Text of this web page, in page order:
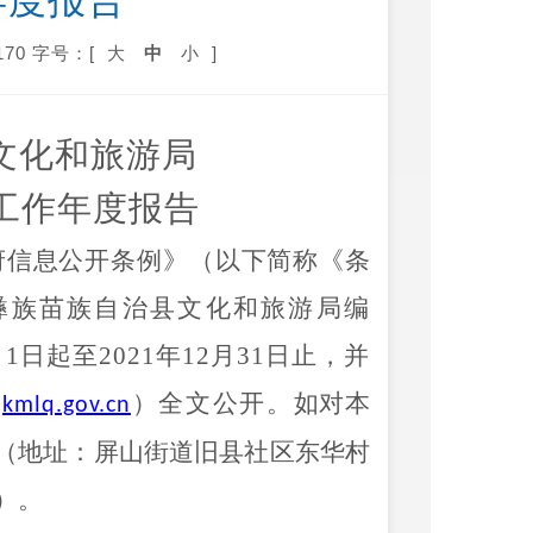
字号：[ 大 中 小 ]
化和旅游局
作年度报告
息公开条例》（以下简称《条
苗族自治县文化和旅游局编
1 日起至2021年12 月 31 日止，并
kmlq.gov.cn ）全文公开。 如对本
地址：屏山街道旧县社区东华村
。